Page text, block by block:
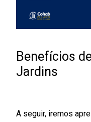
Benefícios
Jardins
A seguir, iremos